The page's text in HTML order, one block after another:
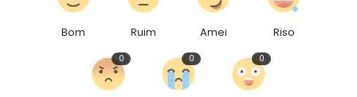
Bom Ruim Amei Riso
0 0 0